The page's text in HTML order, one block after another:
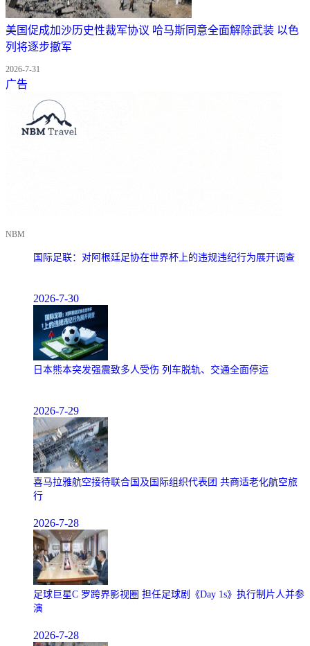
美国促成加沙历史性裁军协议 哈马斯同意全面解除武装 以色
列将逐步撤军
2026-7-31
广告
NBM
国际足联：对阿根廷足协在世界杯上的违规违纪行为展开调查
2026-7-30
日本熊本突发强震致多人受伤 列车脱轨、交通全面停运
2026-7-29
喜马拉雅航空接待联合国及国际组织代表团 共商适老化航空旅
行
2026-7-28
足球巨星C 罗跨界影视圈 担任足球剧《Day 1s》执行制片人并参
演
2026-7-28